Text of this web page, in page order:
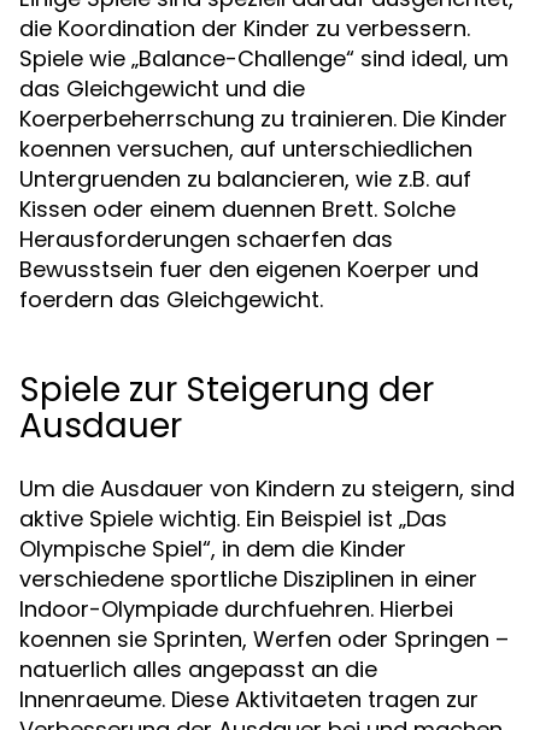
die Koordination der Kinder zu verbessern.
Spiele wie „Balance-Challenge“ sind ideal, um
das Gleichgewicht und die
Koerperbeherrschung zu trainieren. Die Kinder
koennen versuchen, auf unterschiedlichen
Untergruenden zu balancieren, wie z.B. auf
Kissen oder einem duennen Brett. Solche
Herausforderungen schaerfen das
Bewusstsein fuer den eigenen Koerper und
foerdern das Gleichgewicht.
Spiele zur Steigerung der
Ausdauer
Um die Ausdauer von Kindern zu steigern, sind
aktive Spiele wichtig. Ein Beispiel ist „Das
Olympische Spiel“, in dem die Kinder
verschiedene sportliche Disziplinen in einer
Indoor-Olympiade durchfuehren. Hierbei
koennen sie Sprinten, Werfen oder Springen –
natuerlich alles angepasst an die
Innenraeume. Diese Aktivitaeten tragen zur